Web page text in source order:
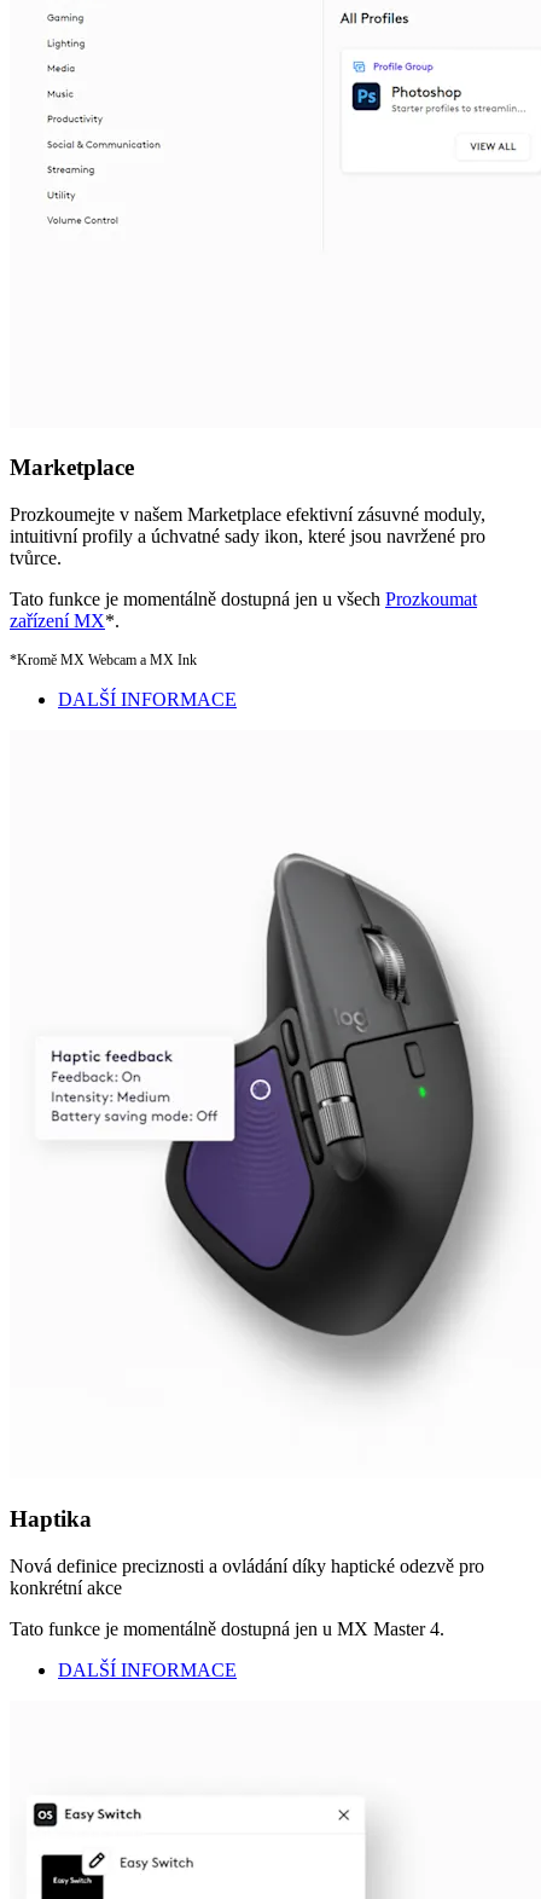
Marketplace
Prozkoumejte v našem Marketplace efektivní zásuvné moduly,
intuitivní profily a úchvatné sady ikon, které jsou navržené pro
tvůrce.
Tato funkce je momentálně dostupná jen u všech Prozkoumat
zařízení MX*.
*Kromě MX Webcam a MX Ink
DALŠÍ INFORMACE
Haptika
Nová definice preciznosti a ovládání díky haptické odezvě pro
konkrétní akce
Tato funkce je momentálně dostupná jen u MX Master 4.
DALŠÍ INFORMACE